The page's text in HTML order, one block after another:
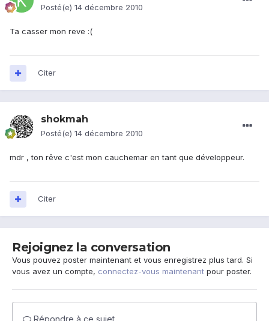
Posté(e) 14 décembre 2010
Ta casser mon reve :(
Citer
shokmah
Posté(e) 14 décembre 2010
mdr , ton rêve c'est mon cauchemar en tant que développeur.
Citer
Rejoignez la conversation
Vous pouvez poster maintenant et vous enregistrez plus tard. Si
vous avez un compte, connectez-vous maintenant pour poster.